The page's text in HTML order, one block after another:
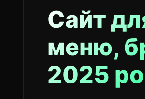
Сайт
меню,
2025